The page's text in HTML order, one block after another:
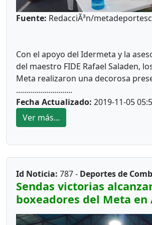
Fuente: RedacciÃ³n/
Con el apoyo del Idermeta y la
del maestro FIDE Rafael Saladen,
Meta realizaron una decorosa
Campeonato Nacional por Rangos
disputo en la localidad de Villamaria,
La presidenta de la Liga de Ajedrez
DestacÃ³ el tercer lugar de AndrÃ©s
ZÃºÃ±iga en la categorÃ­a C, donde
............................
Fecha Actualizado: 2019-11-05
Ver más...
Id Noticia: 787 - Deportes de
Sendas victorias
boxeadores del Meta en